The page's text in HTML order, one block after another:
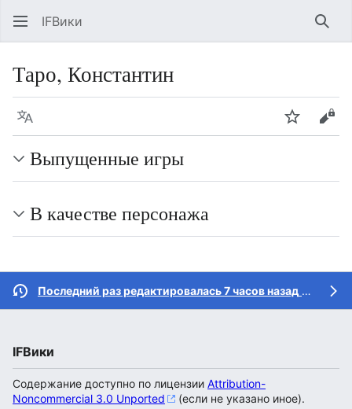
IFВики
Таро, Константин
Язык Следить
Выпущенные игры
В качестве персонажа
Последний раз редактировалась 7 часов назад
IFВики
Содержание доступно по лицензии Attribution-
Noncommercial 3.0 Unported
(если не указано иное).